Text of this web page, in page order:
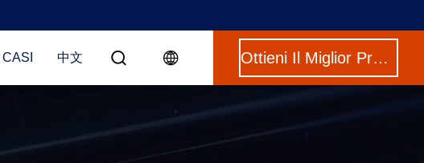
CASI 中文 Ottieni Il Miglior Prezzo